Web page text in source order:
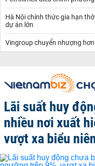
Hà Nội chính thức gia hạn
dự án lớn
Vingroup chuyển nhượng
Lãi suất huy
nhiều nơi xuất
vượt xa biểu